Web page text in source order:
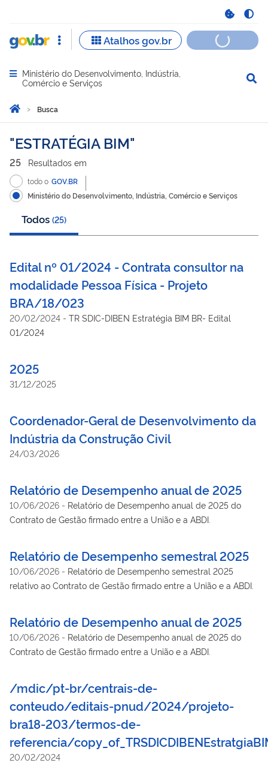
Abrir menu principal de navegação
Ministério do Desenvolvimento, Indústria,
Comércio e Serviços
Você está aqui:
Página Inicial
Busca
Busca
ESTRATÉGIA BIM
25 Resultados em
todo o GOV.BR
Ministério do Desenvolvimento, Indústria, Comércio e Serviços
Todos (25)
Edital nº 01/2024 - Contrata consultor na
modalidade Pessoa Física - Projeto
BRA/18/023
20/02/2024 - TR SDIC-DIBEN Estratégia BIM BR- Edital
01/2024
2025
31/12/2025
Coordenador-Geral de Desenvolvimento da
Indústria da Construção Civil
24/03/2026
Relatório de Desempenho anual de 2025
10/06/2026 - Relatório de Desempenho anual de 2025 do
Contrato de Gestão firmado entre a União e a ABDI.
Relatório de Desempenho semestral 2025
10/06/2026 - Relatório de Desempenho semestral 2025
relativo ao Contrato de Gestão firmado entre a União e a ABDI.
Relatório de Desempenho anual de 2025
10/06/2026 - Relatório de Desempenho anual de 2025 do
Contrato de Gestão firmado entre a União e a ABDI.
/mdic/pt-br/centrais-de-
conteudo/editais-pnud/2024/projeto-
bra18-203/termos-de-
referencia/
20/02/2024